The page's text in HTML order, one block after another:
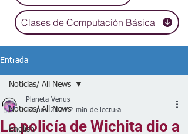
Clases de Computación Básica
Entrada
Noticias/ All News
English
Noticias/ All News
La policía de Wichita dio a
Planeta Venus
12 nov 2024 2 min de lectura